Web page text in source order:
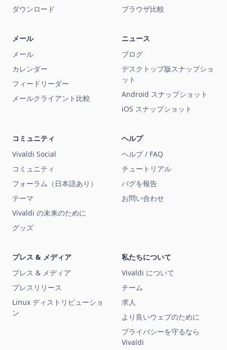
ダウンロード
ブラウザ比較
メール
メール
カレンダー
フィードリーダー
メールクライアント比較
ニュース
ブログ
デスクトップ版スナップショ
ット
Android スナップショット
iOS スナップショット
コミュニティ
Vivaldi Social
コミュニティ
フォーラム（日本語あり）
テーマ
Vivaldi の未来のために
グッズ
ヘルプ
ヘルプ / FAQ
チュートリアル
バグを報告
お問い合わせ
プレス & メディア
プレス & メディア
プレスリリース
Linux ディストリビューショ
ン
私たちについて
Vivaldi について
チーム
求人
より良いウェブのために
プライバシーを守るなら
Vivaldi